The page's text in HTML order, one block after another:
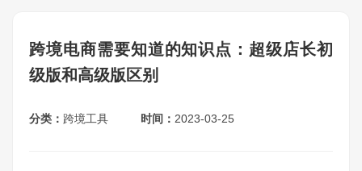
跨境电商需要知道的知识点：超级店长初
级版和高级版区别
分类： 跨境工具 时间： 2023-03-25